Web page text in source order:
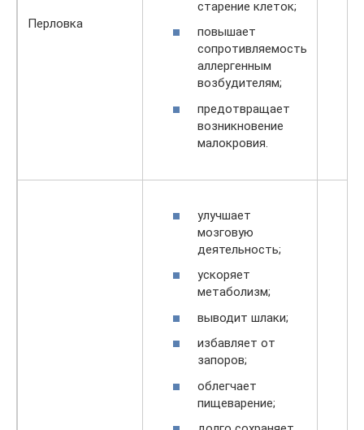
Перловка
старение клеток;
повышает
сопротивляемость
аллергенным
возбудителям;
предотвращает
возникновение
малокровия.
улучшает
мозговую
деятельность;
ускоряет
метаболизм;
выводит шлаки;
избавляет от
запоров;
облегчает
пищеварение;